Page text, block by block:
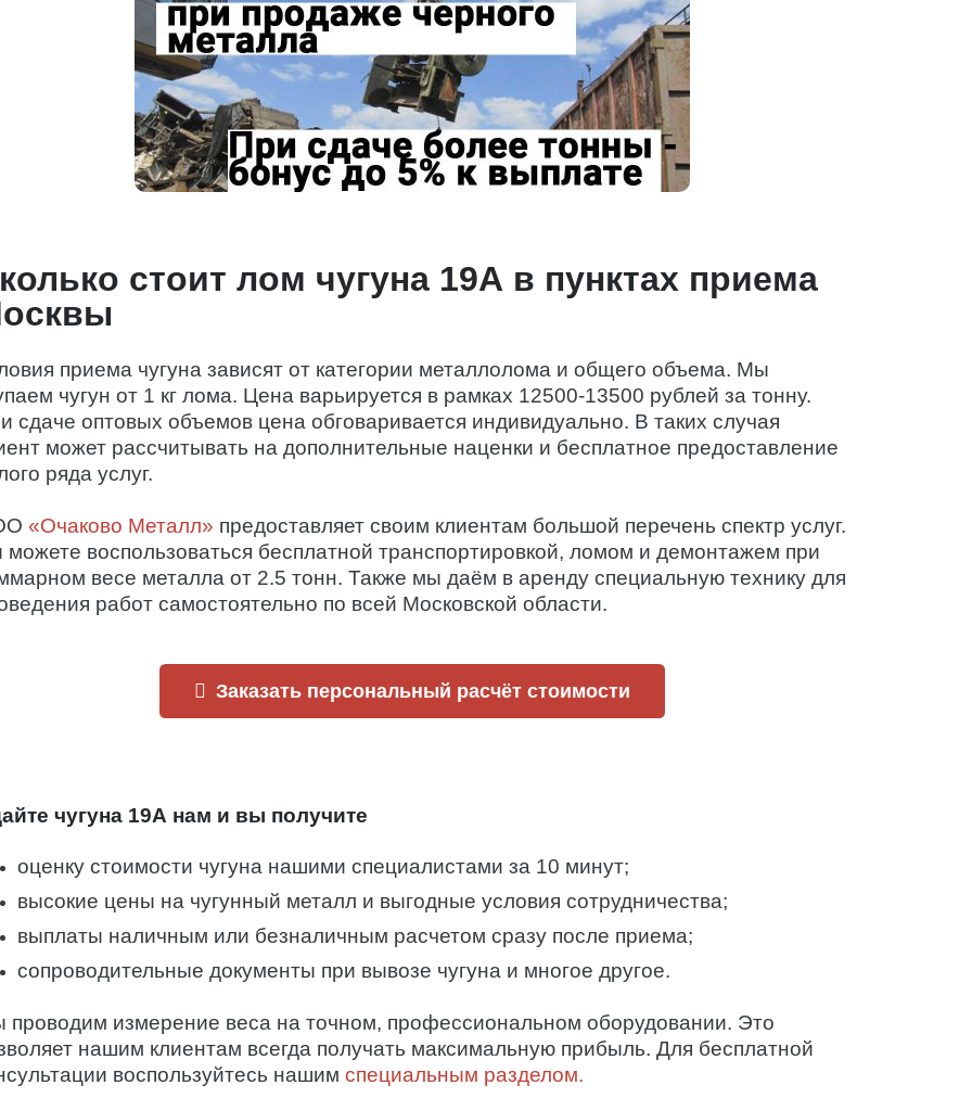
стоит лом чугуна 19А в пунктах приема
приема чугуна зависят от категории металлолома и общего объема. Мы
чугун от 1 кг лома. Цена варьируется в рамках 12500-13500 рублей за тонну.
сдаче оптовых объемов цена обговаривается индивидуально. В таких случая
может рассчитывать на дополнительные наценки и бесплатное предоставление
ряда услуг.
«Очаково Металл» предоставляет своим клиентам большой перечень спектр услуг.
воспользоваться бесплатной транспортировкой, ломом и демонтажем при
весе металла от 2.5 тонн. Также мы даём в аренду специальную технику для
работ самостоятельно по всей Московской области.
Заказать персональный расчёт стоимости
чугуна 19А нам и вы получите
оценку стоимости чугуна нашими специалистами за 10 минут;
высокие цены на чугунный металл и выгодные условия сотрудничества;
выплаты наличным или безналичным расчетом сразу после приема;
сопроводительные документы при вывозе чугуна и многое другое.
проводим измерение веса на точном, профессиональном оборудовании. Это
нашим клиентам всегда получать максимальную прибыль. Для бесплатной
воспользуйтесь нашим специальным разделом.